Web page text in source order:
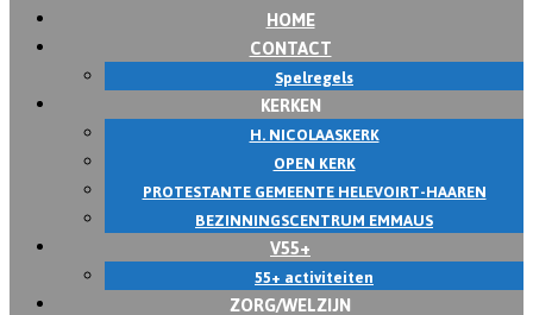
HOME
CONTACT
Spelregels
KERKEN
H. NICOLAASKERK
OPEN KERK
PROTESTANTE GEMEENTE HELEVOIRT-HAAREN
BEZINNINGSCENTRUM EMMAUS
V55+
55+ activiteiten
ZORG/WELZIJN